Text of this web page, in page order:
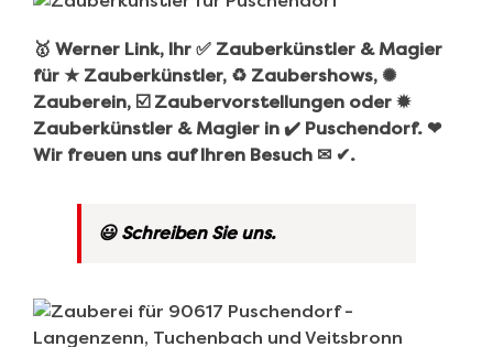
🥇 Werner Link, Ihr ✅ Zauberkünstler & Magier
für ★ Zauberkünstler, ♻ Zaubershows, ✺
Zauberein, ☑️ Zaubervorstellungen oder ✹
Zauberkünstler & Magier in ✔️ Puschendorf. ❤
Wir freuen uns auf Ihren Besuch ✉ ✔.
😃 Schreiben Sie uns.